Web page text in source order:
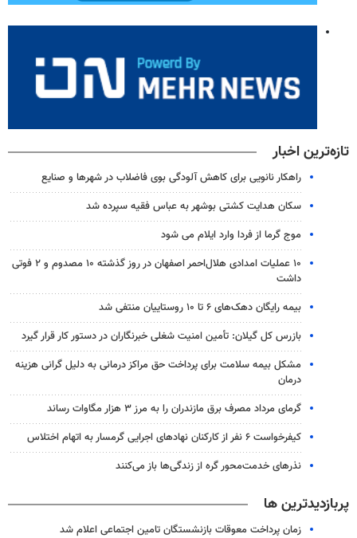
تازه‌ترین اخبار
راهکار نانویی برای کاهش آلودگی بوی فاضلاب در شهرها و صنایع
سکان هدایت کشتی بوشهر به عباس فقیه سپرده شد
موج گرما از فردا وارد ایلام می شود
۱۰ عملیات امدادی هلال‌احمر اصفهان در روز گذشته ۱۰ مصدوم و ۲ فوتی
داشت
بیمه رایگان دهک‌های ۶ تا ۱۰ روستاییان منتفی شد
بازرس کل گیلان: تأمین امنیت شغلی خبرنگاران در دستور کار قرار گیرد
مشکل بیمه سلامت برای پرداخت حق مراکز درمانی به دلیل گرانی هزینه
درمان
گرمای مرداد مصرف برق مازندران را به مرز ۳ هزار مگاوات رساند
کیفرخواست ۶ نفر از کارکنان نهادهای اجرایی گرمسار به اتهام اختلاس
نذرهای خدمت‌محور گره از زندگی‌ها باز می‌کنند
پربازدیدترین ها
زمان پرداخت معوقات بازنشستگان تامین اجتماعی اعلام شد